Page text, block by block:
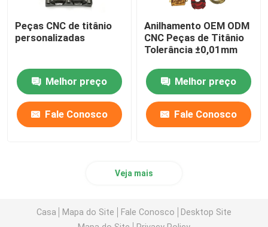
Peças CNC de titânio
personalizadas
Melhor preço
Fale Conosco
Anilhamento OEM ODM
CNC Peças de Titânio
Tolerância ±0,01mm
Melhor preço
Fale Conosco
Veja mais
Casa Mapa do Site Fale Conosco
Desktop Site